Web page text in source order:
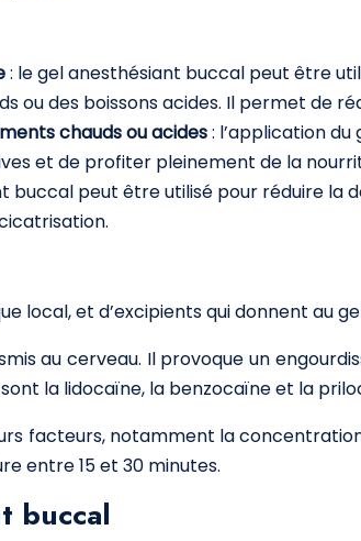
: le gel anesthésiant buccal peut être
ou des boissons acides. Il permet de
chauds ou acides: l’application
et de profiter pleinement de la
buccal peut être utilisé pour réduire la
local, et d’excipients qui donnent au
au cerveau. Il provoque un
la lidocaïne, la benzocaïne et la
facteurs, notamment la
entre 15 et 30 minutes.
buccal